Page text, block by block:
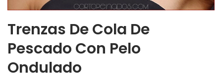
Trenzas De Cola De
Pescado Con Pelo
Ondulado